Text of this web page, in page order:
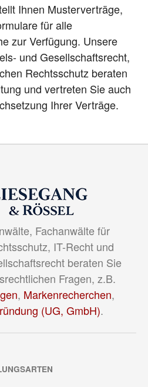
Ihnen Musterverträge,
für alle
zur Verfügung. Unsere
und Gesellschaftsrecht,
Rechtsschutz beraten
und vertreten Sie auch
Ihrer Verträge.
Fachanwälte für
IT-Recht und
beraten Sie
Fragen, z.B.
, Markenrecherchen,
(UG, GmbH).